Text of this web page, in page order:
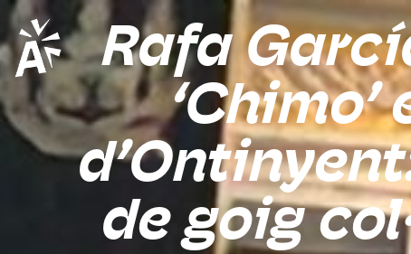
Rafa
de goig